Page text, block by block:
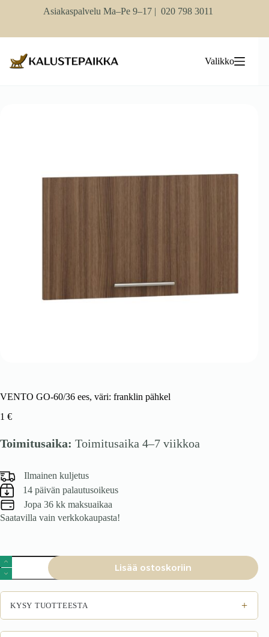
Asiakaspalvelu Ma–Pe 9–17 | 020 798 3011
Valikko
VENTO GO-60/36 ees, väri: franklin pähkel
1 €
Toimitusaika: Toimitusaika 4–7 viikkoa
Ilmainen kuljetus
14 päivän palautusoikeus
Jopa 36 kk maksuaikaa
Saatavilla vain verkkokaupasta!
VENTO
GO-
60/36
ees,
väri:
franklin
pähkel
määrä
Lisää ostoskoriin
KYSY TUOTTEESTA +